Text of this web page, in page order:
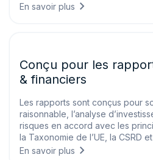
En savoir plus
Conçu pour les
& financiers
Les rapports sont conçus pour
raisonnable, l’analyse
risques en accord avec les
la Taxonomie de l’UE, la CSRD
En savoir plus